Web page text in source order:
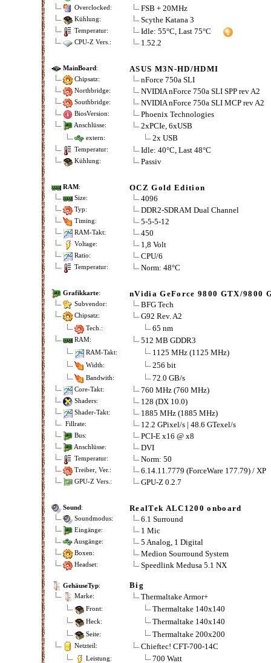
Overclocked: FSB + 20MHz
Kühlung: Scythe Katana 3
Temperatur: Idle: 55°C, Last 75°C
CPU-Z Vers.: 1.52.2
MainBoard: ASUS M3N-HD/HDMI
Chipsatz: nForce 750a SLI
Northbridge: NVIDIA nForce 750a SLI SPP rev A2
Southbridge: NVIDIA nForce 750a SLI MCP rev A2
BiosVersion: Phoenix Technologies
Anschlüsse: 2xPCIe, 6xUSB
extern: 2x USB
Temperatur: Idle: 40°C, Last 48°C
Kühlung: Passiv
RAM: OCZ Gold Edition
Size: 4096
Typ: DDR2-SDRAM Dual Channel
Timing: 5-5-5-12
RAM-Takt: 450
Voltage: 1,8 Volt
Ratio: CPU/6
Temperatur: Norm: 48°C
Grafikkarte: nVidia GeForce 9800 GTX/9800
Subvendor: BFG Tech
Chipsatz: G92 Rev. A2
Tech.: 65 nm
RAM: 512 MB GDDR3
RAM-Takt: 1125 MHz (1125 MHz)
Width: 256 bit
Bandwith: 72.0 GB/s
Core-Takt: 760 MHz (760 MHz)
Shaders: 128 (DX 10.0)
Shader-Takt: 1885 MHz (1885 MHz)
Fillrate: 12.2 GPixel/s | 48.6 GTexel/s
Bus: PCI-E x16 @ x8
Anschlüsse: DVI
Temperatur: Norm: 50
Treiber, Ver.: 6.14.11.7779 (ForceWare 177.79) / XP
GPU-Z Vers.: GPU-Z 0.2.7
Sound: RealTek ALC1200 onboard
Soundmodus: 6.1 Surround
Eingänge: 1 Mic
Ausgänge: 5 Analog, 1 Digital
Boxen: Medion Sourround System
Headset: Speedlink Medusa 5.1 NX
GehäuseTyp: Big
Marke: Thermaltake Armor+
Front: Thermaltake 140x140
Heck: Thermaltake 140x140
Seite: Thermaltake 200x200
Netzteil: Chieftec! CFT-700-14C
Leistung: 700 Watt